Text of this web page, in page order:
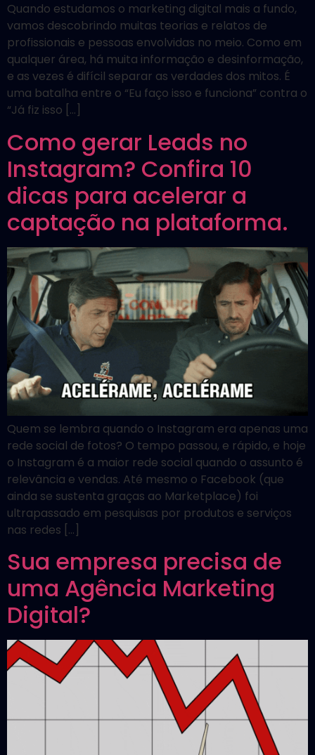
Quando estudamos o marketing digital mais a fundo,
vamos descobrindo muitas teorias e relatos de
profissionais e pessoas envolvidas no meio. Como em
qualquer área, há muita informação e desinformação,
e as vezes é difícil separar as verdades dos mitos. É
uma batalha entre o “Eu faço isso e funciona” contra o
“Já fiz isso […]
Como gerar Leads no
Instagram? Confira 10
dicas para acelerar a
captação na plataforma.
Quem se lembra quando o Instagram era apenas uma
rede social de fotos? O tempo passou, e rápido, e hoje
o Instagram é a maior rede social quando o assunto é
relevância e vendas. Até mesmo o Facebook (que
ainda se sustenta graças ao Marketplace) foi
ultrapassado em pesquisas por produtos e serviços
nas redes […]
Sua empresa precisa de
uma Agência Marketing
Digital?